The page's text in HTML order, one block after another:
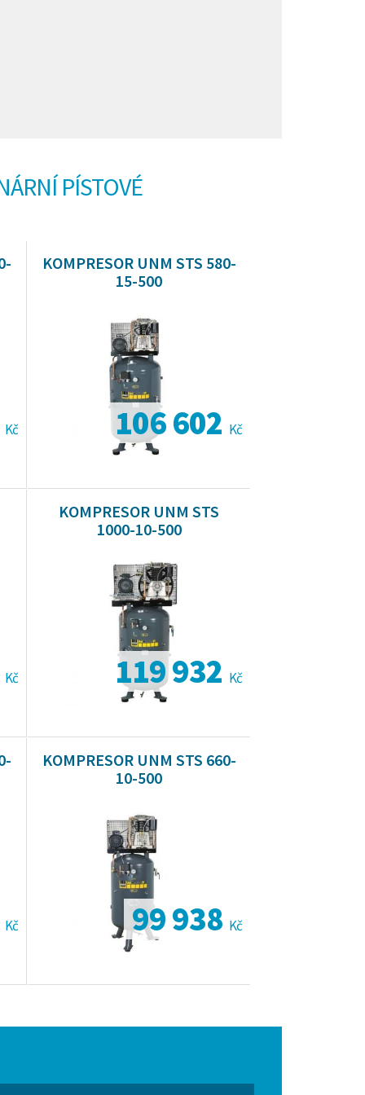
PÍSTOVÉ
Kč
KOMPRESOR UNM STS 580-
15-500
106 602 Kč
Kč
KOMPRESOR UNM STS
1000-10-500
119 932 Kč
Kč
KOMPRESOR UNM STS 660-
10-500
99 938 Kč